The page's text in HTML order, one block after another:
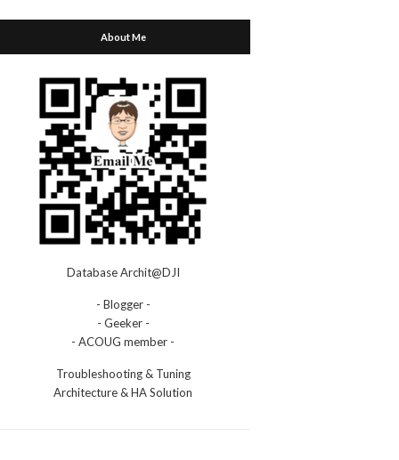
About Me
Database Archit@DJI
- Blogger -
- Geeker -
- ACOUG member -
Troubleshooting & Tuning
Architecture & HA Solution